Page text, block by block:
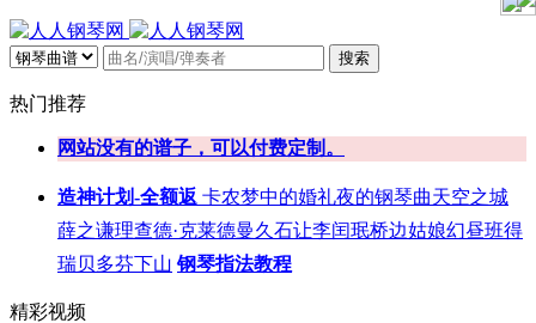
搜索
热门推荐
网站没有的谱子，可以付费定制。
造神计划-全额返 卡农梦中的婚礼夜的钢琴曲天空之城
薛之谦理查德·克莱德曼久石让李闰珉桥边姑娘幻昼班得
瑞贝多芬下山 钢琴指法教程
精彩视频